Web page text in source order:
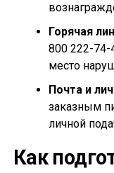
Горячая
800 222-74-
место
Почта и
заказным
личной
Как